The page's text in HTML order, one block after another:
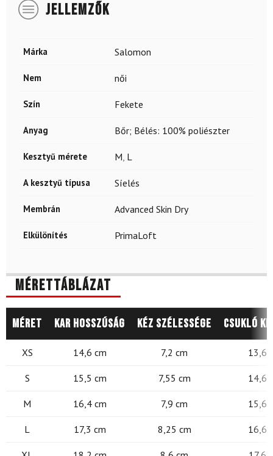
JELLEMZŐK
Márka Salomon
Nem női
Szín Fekete
Anyag Bőr; Bélés: 100% poliészter
Kesztyű mérete M, L
A kesztyű típusa Síelés
Membrán Advanced Skin Dry
Elkülönítés PrimaLoft
Mérettáblázat
Méret Kar hosszúság Kéz szélessége Csukló
XS 14,6 cm 7,2 cm 13,6
S 15,5 cm 7,55 cm 14,6
M 16,4 cm 7,9 cm 15,6
L 17,3 cm 8,25 cm 16,6